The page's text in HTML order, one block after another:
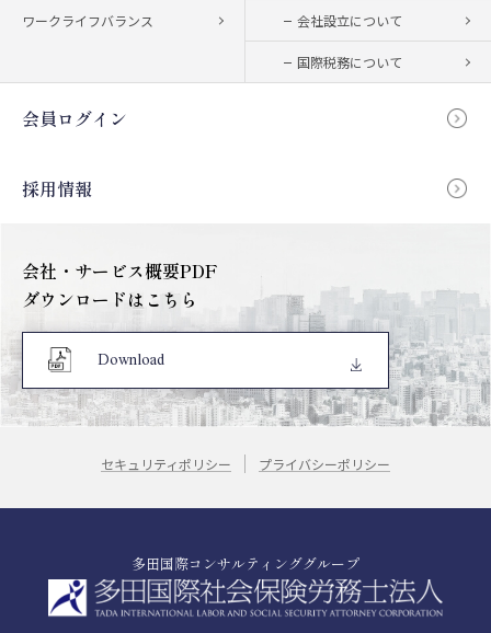
ワークライフバランス 会社設立について
国際税務について
会員ログイン
採用情報
会社・サービス概要PDF
ダウンロードはこちら
Download
セキュリティポリシー プライバシーポリシー
多田国際コンサルティンググループ